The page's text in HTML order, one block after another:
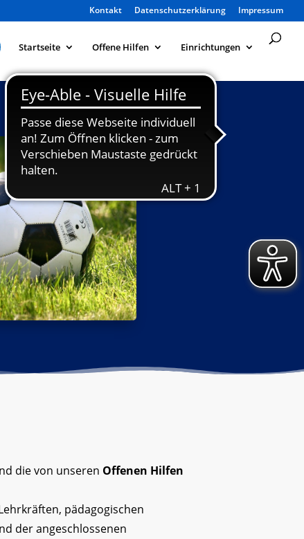
Kontakt Datenschutzerklärung Impressum
Startseite Offene Hilfen Einrichtungen
die von unseren Offenen Hilfen
pädagogischen
der angeschlossenen